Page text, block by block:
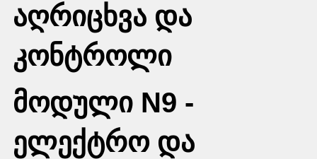
აღრიცხვა და
კონტროლი
მოდული N9 -
ელექტრო და